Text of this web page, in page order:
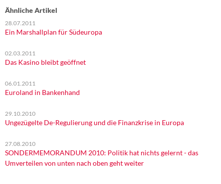
Ähnliche Artikel
28.07.2011
Ein Marshallplan für Südeuropa
02.03.2011
Das Kasino bleibt geöffnet
06.01.2011
Euroland in Bankenhand
29.10.2010
Ungezügelte De-Regulierung und die Finanzkrise in Europa
27.08.2010
SONDERMEMORANDUM 2010: Politik hat nichts gelernt - das
Umverteilen von unten nach oben geht weiter